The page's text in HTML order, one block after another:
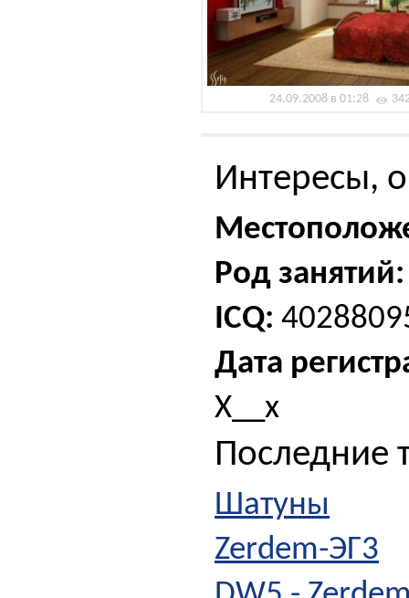
24.09.2008 в 01:28
Интересы,
Род занятий:
ICQ:
Дата
Х__х
Последние
Шатуны
Zerdem-ЭГ3